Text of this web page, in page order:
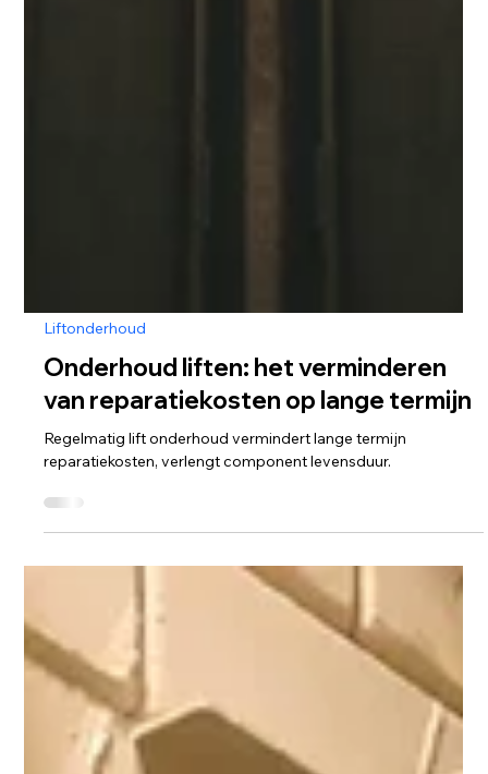
Onderhoud liften: het verminderen
van reparatiekosten op lange termijn
Regelmatig lift onderhoud vermindert lange termijn
reparatiekosten, verlengt component levensduur.